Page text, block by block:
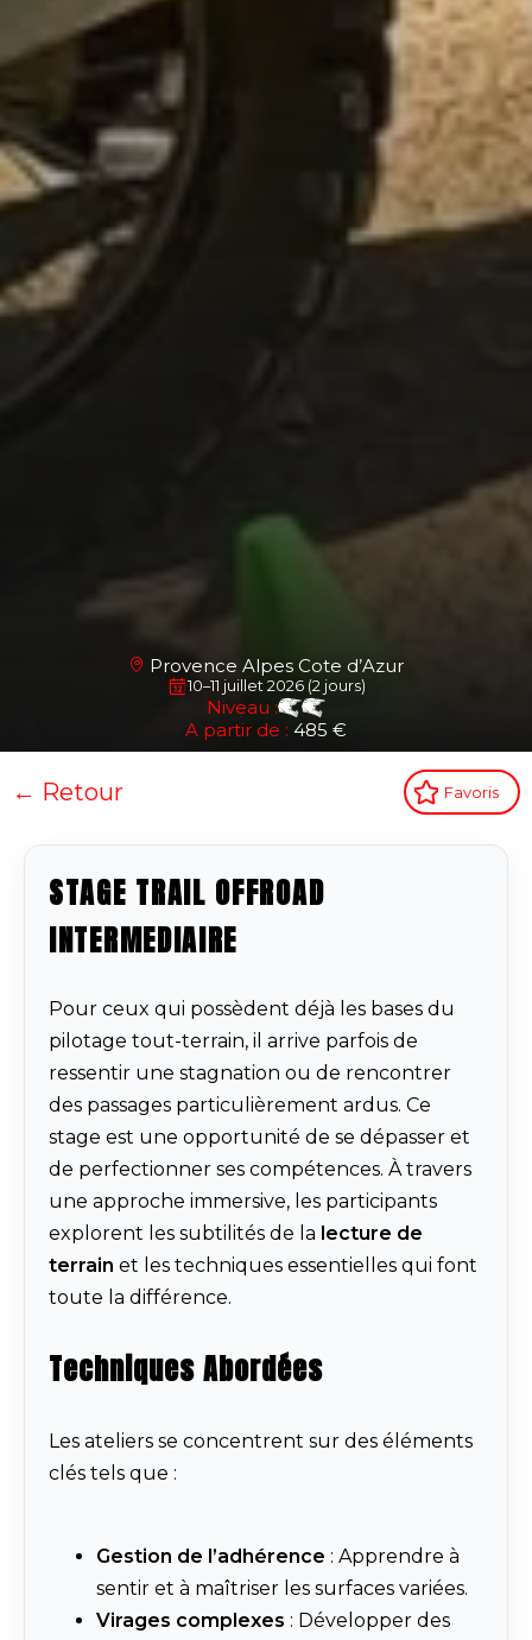
Provence Alpes Cote d’Azur
10–11 juillet 2026 (2 jours)
Niveau :
A partir de : 485 €
← Retour Favoris
STAGE TRAIL OFFROAD
INTERMEDIAIRE
Pour ceux qui possèdent déjà les bases du
pilotage tout-terrain, il arrive parfois de
ressentir une stagnation ou de rencontrer
des passages particulièrement ardus. Ce
stage est une opportunité de se dépasser et
de perfectionner ses compétences. À travers
une approche immersive, les participants
explorent les subtilités de la lecture de
terrain et les techniques essentielles qui font
toute la différence.
Techniques Abordées
Les ateliers se concentrent sur des éléments
clés tels que :
Gestion de l’adhérence : Apprendre à
sentir et à maîtriser les surfaces variées.
Virages complexes : Développer des